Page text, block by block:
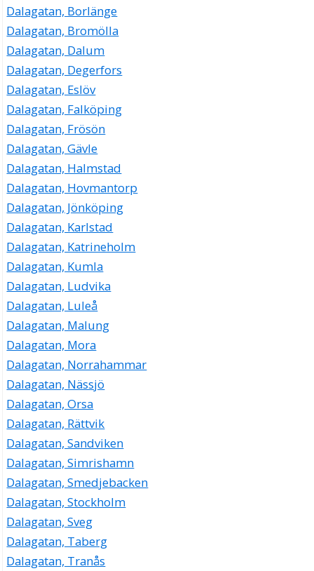
Dalagatan, Borlänge
Dalagatan, Bromölla
Dalagatan, Dalum
Dalagatan, Degerfors
Dalagatan, Eslöv
Dalagatan, Falköping
Dalagatan, Frösön
Dalagatan, Gävle
Dalagatan, Halmstad
Dalagatan, Hovmantorp
Dalagatan, Jönköping
Dalagatan, Karlstad
Dalagatan, Katrineholm
Dalagatan, Kumla
Dalagatan, Ludvika
Dalagatan, Luleå
Dalagatan, Malung
Dalagatan, Mora
Dalagatan, Norrahammar
Dalagatan, Nässjö
Dalagatan, Orsa
Dalagatan, Rättvik
Dalagatan, Sandviken
Dalagatan, Simrishamn
Dalagatan, Smedjebacken
Dalagatan, Stockholm
Dalagatan, Sveg
Dalagatan, Taberg
Dalagatan, Tranås